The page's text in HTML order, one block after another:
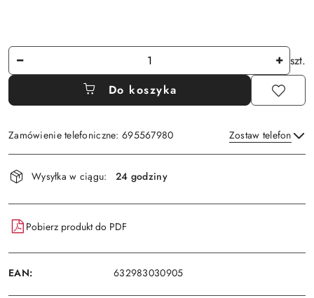
Ilość
szt.
Do koszyka
Zamówienie telefoniczne: 695567980 Zostaw telefon
Dostępność
i
dostawa
Wysyłka w ciągu: 24 godziny
Pobierz produkt do PDF
EAN: 632983030905